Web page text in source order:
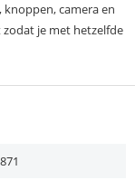
camera en
je met hetzelfde